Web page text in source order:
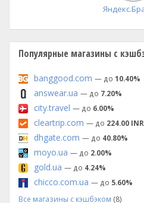
Популярные магазины с
banggood.com — до 10.40%
answear.ua — до 7.20%
city.travel — до 6.00%
cleartrip.com — до 224.00 INR
dhgate.com — до 40.80%
moyo.ua — до 2.00%
gold.ua — до 4.24%
chicco.com.ua — до 5.60%
Все магазины с кэшбэком (8)